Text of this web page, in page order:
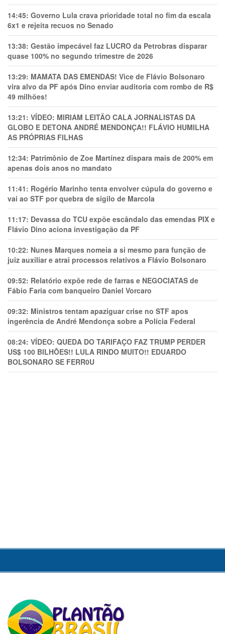
14:45: Governo Lula crava prioridade total no fim da escala
6x1 e rejeita recuos no Senado
13:38: Gestão impecável faz LUCRO da Petrobras disparar
quase 100% no segundo trimestre de 2026
13:29: MAMATA DAS EMENDAS! Vice de Flávio Bolsonaro
vira alvo da PF após Dino enviar auditoria com rombo de R$
49 milhões!
13:21: VÍDEO: MIRIAM LEITÃO CALA JORNALISTAS DA
GLOBO E DETONA ANDRÉ MENDONÇA!! FLÁVIO HUMILHA
AS PRÓPRIAS FILHAS
12:34: Patrimônio de Zoe Martínez dispara mais de 200% em
apenas dois anos no mandato
11:41: Rogério Marinho tenta envolver cúpula do governo e
vai ao STF por quebra de sigilo de Marcola
11:17: Devassa do TCU expõe escândalo das emendas PIX e
Flávio Dino aciona investigação da PF
10:22: Nunes Marques nomeia a si mesmo para função de
juiz auxiliar e atrai processos relativos a Flávio Bolsonaro
09:52: Relatório expõe rede de farras e NEGOCIATAS de
Fábio Faria com banqueiro Daniel Vorcaro
09:32: Ministros tentam apaziguar crise no STF apos
ingerência de André Mendonça sobre a Polícia Federal
08:24: VÍDEO: QUEDA DO TARIFAÇO FAZ TRUMP PERDER
US$ 100 BILHÕES!! LULA RINDO MUITO!! EDUARDO
BOLSONARO SE FERR0U